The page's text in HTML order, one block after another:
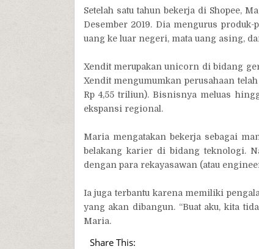
Setelah satu tahun bekerja di Shopee,
Desember 2019. Dia mengurus
uang ke luar negeri, mata uang asing,
Xendit merupakan unicorn di bidang
Xendit mengumumkan perusahaan
Rp 4,55 triliun). Bisnisnya meluas
ekspansi regional.
Maria mengatakan bekerja sebagai
belakang karier di bidang teknologi.
dengan para rekayasawan (atau
Ia juga terbantu karena memiliki
yang akan dibangun. “Buat aku, kita
Maria.
Share This: